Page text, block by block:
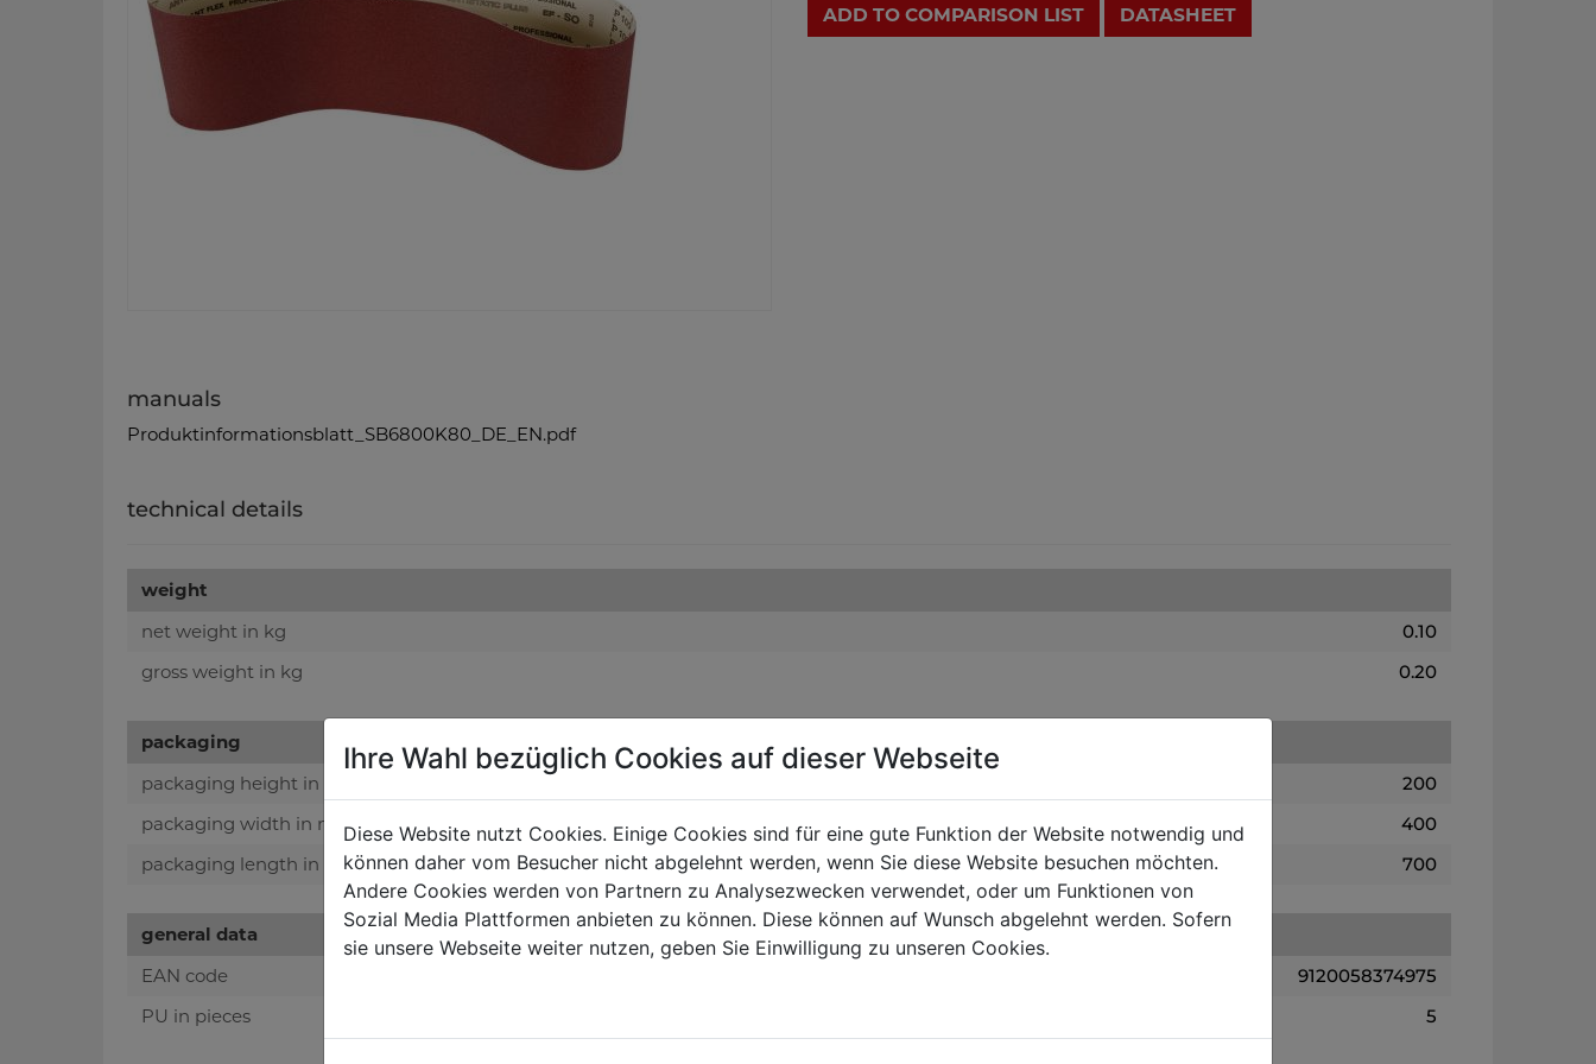
manuals
Produktinformationsblatt_SB6800K80_DE_EN.pdf
ADD TO COMPARISON LIST DATASHEET
technical details
weight
net weight in kg
0.10
gross weight in kg
0.20
packaging
packaging height in mm
200
packaging width in mm
400
packaging length in mm
700
general data
EAN code
9120058374975
PU in pieces
5
Ihre Wahl bezüglich Cookies auf dieser Webseite
Diese Website nutzt Cookies. Einige Cookies sind für eine gute Funktion der Website notwendig und
können daher vom Besucher nicht abgelehnt werden, wenn Sie diese Website besuchen möchten.
Andere Cookies werden von Partnern zu Analysezwecken verwendet, oder um Funktionen von
Sozial Media Plattformen anbieten zu können. Diese können auf Wunsch abgelehnt werden. Sofern
sie unsere Webseite weiter nutzen, geben Sie Einwilligung zu unseren Cookies.